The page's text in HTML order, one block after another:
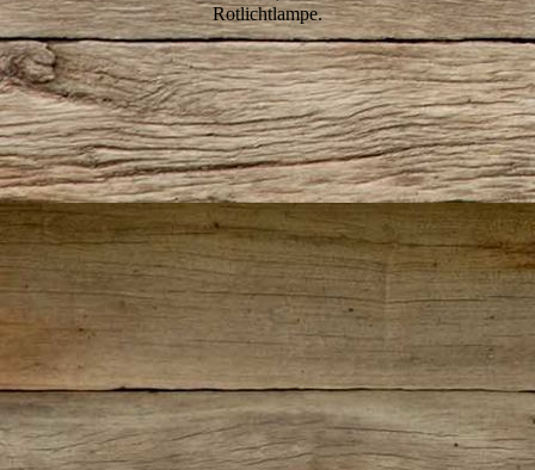
Rotlichtlampe.